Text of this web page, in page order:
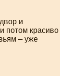
и
потом красиво
– уже